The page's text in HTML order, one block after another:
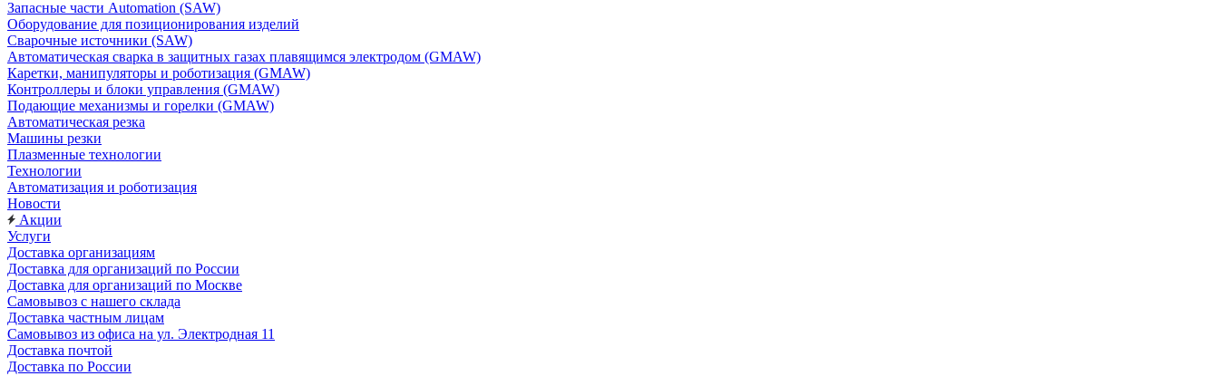
Запасные части Automation (SAW)
Оборудование для позиционирования изделий
Сварочные источники (SAW)
Автоматическая сварка в защитных газах плавящимся электродом (GMAW)
Каретки, манипуляторы и роботизация (GMAW)
Контроллеры и блоки управления (GMAW)
Подающие механизмы и горелки (GMAW)
Автоматическая резка
Машины резки
Плазменные технологии
Технологии
Автоматизация и роботизация
Новости
Акции
Услуги
Доставка организациям
Доставка для организаций по России
Доставка для организаций по Москве
Самовывоз с нашего склада
Доставка частным лицам
Самовывоз из офиса на ул. Электродная 11
Доставка почтой
Доставка по России